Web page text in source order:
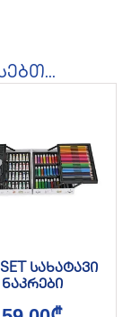
სახატავი
ნაკრები